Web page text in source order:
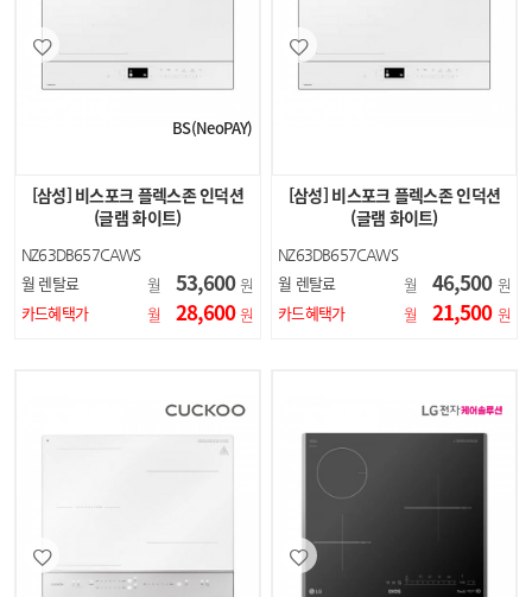
BS(NeoPAY)
[삼성] 비스포크 플렉스존 인덕션
(글램 화이트)
NZ63DB657CAWS
월 렌탈료 월 53,600 원
카드혜택가
월 28,600 원
[삼성] 비스포크 플렉스존 인덕션
(글램 화이트)
NZ63DB657CAWS
월 렌탈료 월 46,500 원
카드혜택가
월 21,500 원